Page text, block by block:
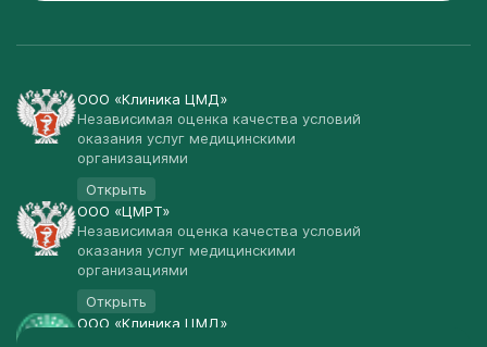
ООО «Клиника ЦМД»
Независимая оценка качества условий
оказания услуг медицинскими
организациями
Открыть
ООО «ЦМРТ»
Независимая оценка качества условий
оказания услуг медицинскими
организациями
Открыть
ООО «Клиника ЦМД»